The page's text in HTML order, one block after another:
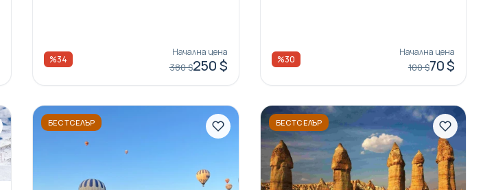
%34
Начална цена
380 $250 $ %30
Начална цена
100 $70 $
БЕСТСЕЛЪР БЕСТСЕЛЪР